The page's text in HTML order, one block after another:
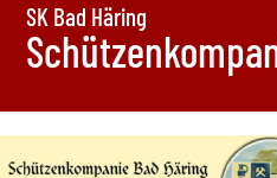
SK Bad Häring